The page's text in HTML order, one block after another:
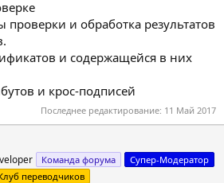
проверки и обработка результатов
и содержащейся в них
и крос-подписей
Последнее редактирование: 11 Май 2017
Команда форума
Супер-Модератор
переводчиков